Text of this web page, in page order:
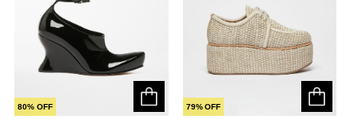
80% OFF 79% OFF